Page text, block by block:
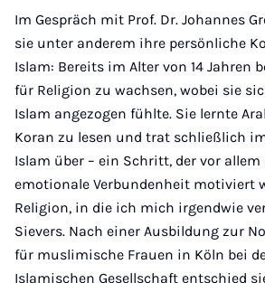
Im Gespräch mit Prof. Dr. Johannes
sie unter anderem ihre persönliche
Islam: Bereits im Alter von 14 Jahren
für Religion zu wachsen, wobei sie
Islam angezogen fühlte. Sie lernte
Koran zu lesen und trat schließlich
Islam über – ein Schritt, der vor
emotionale Verbundenheit motiviert
Religion, in die ich mich irgendwie
Sievers. Nach einer Ausbildung zur
für muslimische Frauen in Köln bei
Islamischen Gesellschaft entschied